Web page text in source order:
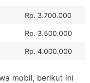
Rp. 3.700.000
Rp. 3.500.000
Rp. 4.000.000
mobil, berikut ini